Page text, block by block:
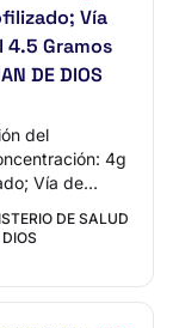
Vía
Gramos
DE DIOS
del
4g
Vía de
DE SALUD